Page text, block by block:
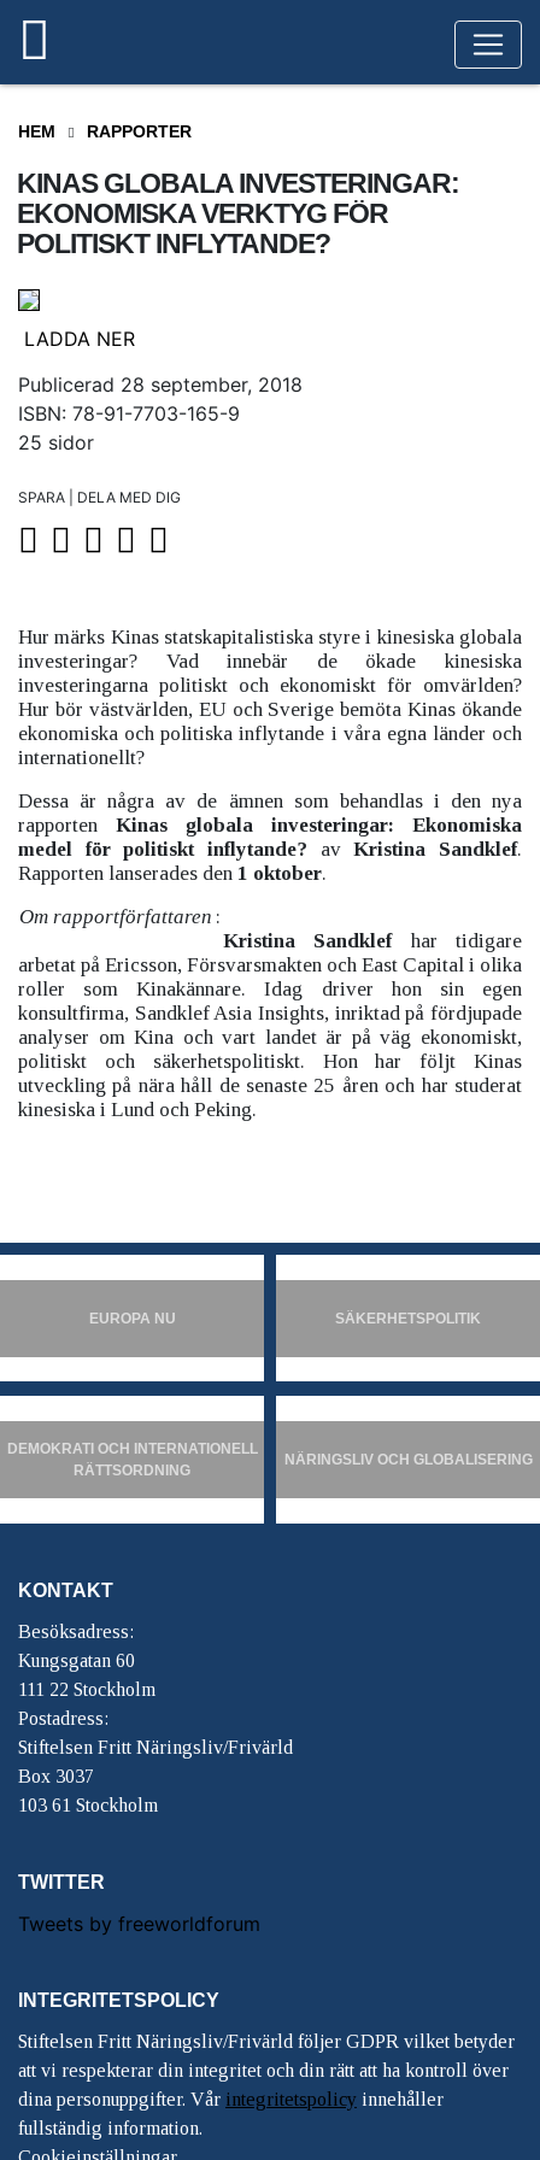
HEM RAPPORTER
KINAS GLOBALA INVESTERINGAR:
EKONOMISKA VERKTYG FÖR
POLITISKT INFLYTANDE?
LADDA NER
Publicerad 28 september, 2018
ISBN: 78-91-7703-165-9
25 sidor
SPARA | DELA MED DIG
Hur märks Kinas statskapitalistiska styre i kinesiska globala
investeringar? Vad innebär de ökade kinesiska
investeringarna politiskt och ekonomiskt för omvärlden?
Hur bör västvärlden, EU och Sverige bemöta Kinas ökande
ekonomiska och politiska inflytande i våra egna länder och
internationellt?
Dessa är några av de ämnen som behandlas i den nya
rapporten Kinas globala investeringar: Ekonomiska
medel för politiskt inflytande? avKristina Sandklef.
Rapporten lanserades den 1 oktober.
Om rapportförfattaren :
Kristina Sandklefhar tidigare
arbetat på Ericsson, Försvarsmakten och East Capital i olika
roller som Kinakännare. Idag driver hon sin egen
konsultfirma, Sandklef Asia Insights, inriktad på fördjupade
analyser om Kina och vart landet är på väg ekonomiskt,
politiskt och säkerhetspolitiskt. Hon har följt Kinas
utveckling på nära håll de senaste 25 åren och har studerat
kinesiska i Lund och Peking.
EUROPA NU SÄKERHETSPOLITIK
DEMOKRATI OCH INTERNATIONELL
RÄTTSORDNING
NÄRINGSLIV OCH GLOBALISERING
KONTAKT
Besöksadress:
Kungsgatan 60
111 22 Stockholm
Postadress:
Stiftelsen Fritt Näringsliv/Frivärld
Box 3037
103 61 Stockholm
TWITTER
Tweets by freeworldforum
INTEGRITETSPOLICY
Stiftelsen Fritt Näringsliv/Frivärld följer GDPR vilket betyder
att vi respekterar din integritet och din rätt att ha kontroll över
dina personuppgifter. Vår integritetspolicy innehåller
fullständig information.